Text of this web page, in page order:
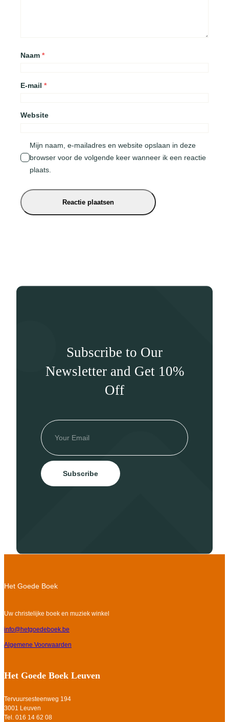
Naam *
E-mail *
Website
Mijn naam, e-mailadres en website opslaan in deze
browser voor de volgende keer wanneer ik een reactie
plaats.
Subscribe to Our
Newsletter and Get 10%
Off
Subscribe
Het Goede Boek
Uw christelijke boek en muziek winkel
info@hetgoedeboek.be
Algemene Voorwaarden
Het Goede Boek Leuven
Tervuursesteenweg 194
3001 Leuven
Tel. 016 14 62 08